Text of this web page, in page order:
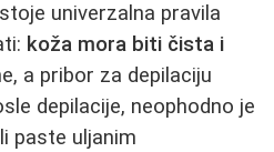
univerzalna pravila
koža mora biti čista i
a pribor za depilaciju
depilacije, neophodno je
paste uljanim